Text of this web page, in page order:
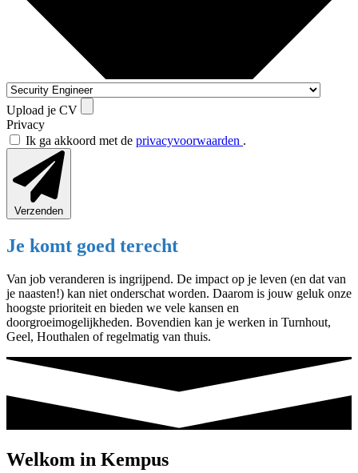
Upload je CV
Privacy
Ik ga akkoord met de privacyvoorwaarden .
Verzenden
Je komt goed terecht
Van job veranderen is ingrijpend. De impact op je leven (en dat van
je naasten!) kan niet onderschat worden. Daarom is jouw geluk onze
hoogste prioriteit en bieden we vele kansen en
doorgroeimogelijkheden. Bovendien kan je werken in Turnhout,
Geel, Houthalen of regelmatig van thuis.
Welkom in Kempus